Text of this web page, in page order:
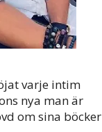
varje intim
nya man är
om sina böcker